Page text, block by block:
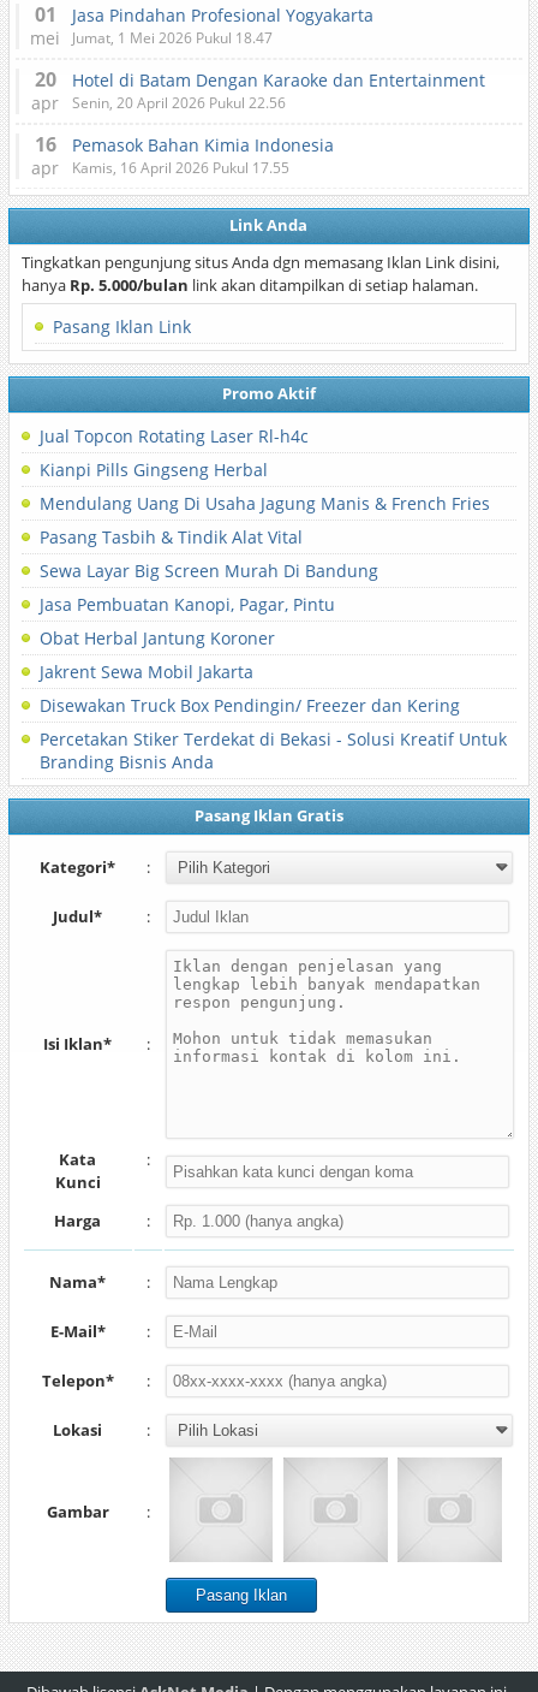
01
mei
Jasa Pindahan Profesional Yogyakarta
Jumat, 1 Mei 2026 Pukul 18.47
20
apr
Hotel di Batam Dengan Karaoke dan Entertainment
Senin, 20 April 2026 Pukul 22.56
16
apr
Pemasok Bahan Kimia Indonesia
Kamis, 16 April 2026 Pukul 17.55
Link Anda
Tingkatkan pengunjung situs Anda dgn memasang Iklan Link disini,
hanya Rp. 5.000/bulan link akan ditampilkan di setiap halaman.
Pasang Iklan Link
Promo Aktif
Jual Topcon Rotating Laser Rl-h4c
Kianpi Pills Gingseng Herbal
Mendulang Uang Di Usaha Jagung Manis & French Fries
Pasang Tasbih & Tindik Alat Vital
Sewa Layar Big Screen Murah Di Bandung
Jasa Pembuatan Kanopi, Pagar, Pintu
Obat Herbal Jantung Koroner
Jakrent Sewa Mobil Jakarta
Disewakan Truck Box Pendingin/ Freezer dan Kering
Percetakan Stiker Terdekat di Bekasi - Solusi Kreatif Untuk
Branding Bisnis Anda
Pasang Iklan Gratis
Kategori* :
Judul* :
Isi Iklan* :
Kata
Kunci
:
Harga :
Nama* :
E-Mail* :
Telepon* :
Lokasi :
Gambar :